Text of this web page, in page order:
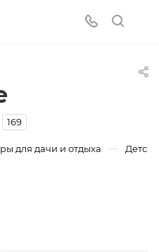
169
для дачи и отдыха —